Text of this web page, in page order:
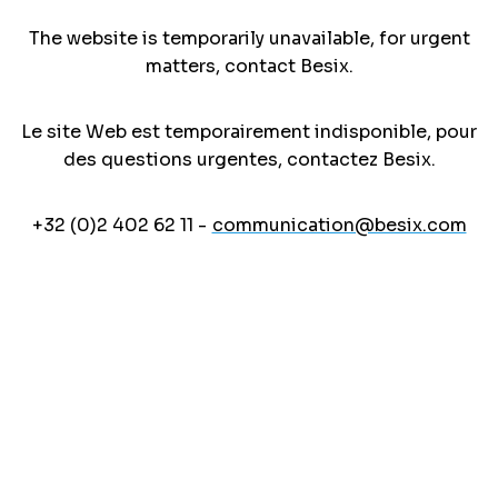
The website is temporarily unavailable, for urgent
matters, contact Besix.
Le site Web est temporairement indisponible, pour
des questions urgentes, contactez Besix.
+32 (0)2 402 62 11 - communication@besix.com